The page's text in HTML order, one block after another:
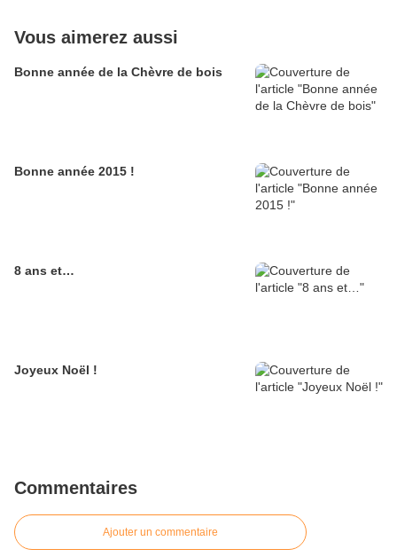
Vous aimerez aussi
Bonne année de la Chèvre de bois
Bonne année 2015 !
8 ans et…
Joyeux Noël !
Commentaires
Ajouter un commentaire